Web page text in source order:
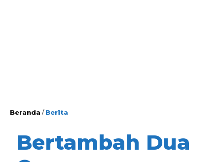
Beranda /Berita
Bertambah Dua